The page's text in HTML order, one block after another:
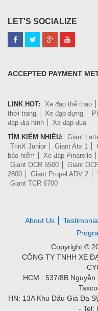
LET'S SOCIALIZE
ACCEPTED PAYMENT
LINK HOT: Xe đạp thể thao
thời trang
Xe đạp dựng
đạp địa hình
Xe đạp đua
TÌM KIẾM NHIỀU:
Giant
TrinX Junior
Giant Atx 1
bảo hiểm
Xe đạp Pinarello
Giant OCR 5500
Giant
2800
Giant Propel ADV 2
Giant TCR 6700
About Us
Copyright ©
CÔNG TY TNHH XE
HCM : 537/8B Nguyễn
HN: 13A Khu Đấu Giá Đa
- Tel: